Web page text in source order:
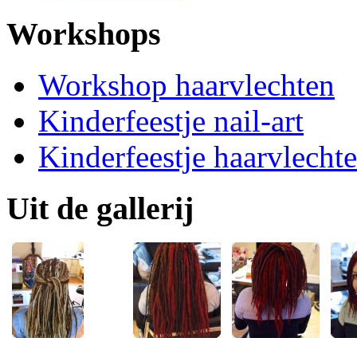
Workshops
Workshop haarvlechten
Kinderfeestje nail-art
Kinderfeestje
Uit de gallerij